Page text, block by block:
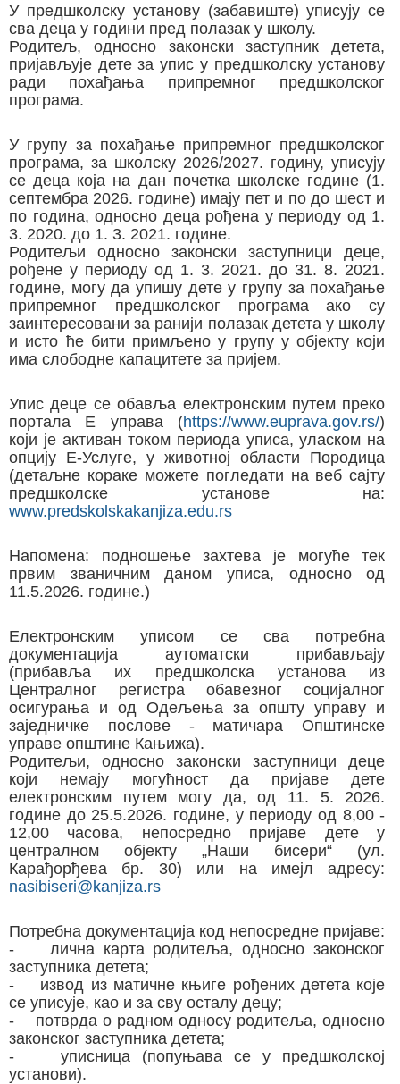
У предшколску установу (забавиште) уписују се
сва деца у години пред полазак у школу.
Родитељ, односно законски заступник детета,
пријављује дете за упис у предшколску установу
ради похађања припремног предшколског
програма.
У групу за похађање припремног предшколског
програма, за школску 2026/2027. годину, уписују
се деца која на дан почетка школске године (1.
септембра 2026. године) имају пет и по до шест и
по година, односно деца рођена у периоду од 1.
3. 2020. до 1. 3. 2021. године.
Родитељи односно законски заступници деце,
рођене у периоду од 1. 3. 2021. до 31. 8. 2021.
године, могу да упишу дете у групу за похађање
припремног предшколског програма ако су
заинтересовани за ранији полазак детета у школу
и исто ће бити примљено у групу у објекту који
има слободне капацитете за пријем.
Упис деце се обавља електронским путем преко
портала Е управа (https://www.euprava.gov.rs/)
који је активан током периода уписа, уласком на
опцију Е-Услуге, у животној области Породица
(детаљнe кораке можете погледати на веб сајту
предшколске установе на:
www.predskolskakanjiza.edu.rs
Напомена: подношење захтева је могуће тек
првим званичним даном уписа, односно од
11.5.2026. године.)
Електронским уписом се сва потребна
документација аутоматски прибављају
(прибавља их предшколска установа из
Централног регистра обавезног социјалног
осигурања и од Одељења за општу управу и
заједничке послове - матичара Општинске
управе општине Кањижа).
Родитељи, односно законски заступници деце
који немају могућност да пријаве дете
електронским путем могу да, од 11. 5. 2026.
године до 25.5.2026. године, у периоду од 8,00 -
12,00 часова, непосредно пријаве дете у
централном објекту „Наши бисери“ (ул.
Карађорђева бр. 30) или на имејл адресу:
nasibiseri@kanjiza.rs
Потребна документација код непосредне пријаве:
- лична карта родитеља, односно законског
заступника детета;
- извод из матичне књиге рођених детета које
се уписује, као и за сву осталу децу;
- потврда о радном односу родитеља, односно
законског заступника детета;
- уписница (попуњава се у предшколској
установи).